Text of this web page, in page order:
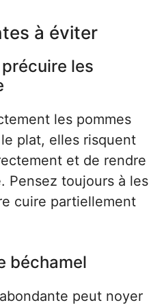
à éviter
précuire les
les pommes
plat, elles risquent
et de rendre
Pensez toujours à les
cuire partiellement
béchamel
peut noyer